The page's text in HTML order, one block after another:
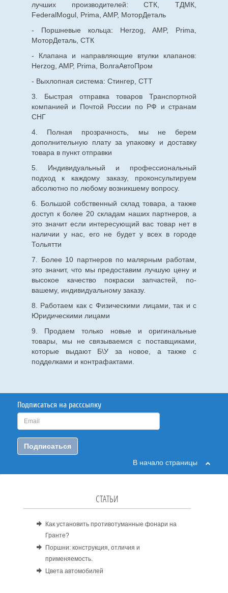
лучших производителей: СТК, ТДМК,
FederalMogul, Prima, AMP, МоторДеталь
- Поршневые кольца: Herzog, AMP, Prima,
МоторДеталь, СТК
- Клапана и направляющие втулки клапанов:
Herzog, AMP, Prima, ВолгаАвтоПром
- Выхлопная система: Стингер, СТТ
3. Быстрая отправка товаров Транспортной
компанией и Почтой России по РФ и странам
СНГ
4. Полная прозрачность, мы не берем
дополнительную плату за упаковку и доставку
товара в пункт отправки
5. Индивидуальный и профессиональный
подход к каждому заказу, проконсультируем
абсолютно по любому возникшему вопросу.
6. Большой собственный склад товара, а также
доступ к более 20 складам наших партнеров, а
это значит если интересующий вас товар нет в
наличии у нас, его не будет у всех в городе
Тольятти
7. Более 10 партнеров по малярным работам,
это значит, что мы предоставим лучшую цену и
высокое качество покраски запчастей, по-
вашему, индивидуальному заказу.
8. Работаем как с Физическими лицами, так и с
Юридическими лицами
9. Продаем только новые и оригинальные
товары, мы не связываемся с поставщиками,
которые выдают Б\У за новое, а также с
подделками и контрафактами.
Подписаться на расссылку
Подписаться
В начало страницы
СТАТЬИ
Как установить противотуманные фонари на
Гранте?
Поршни: конструкция, отличия и
применяемость.
Цвета автомобилей